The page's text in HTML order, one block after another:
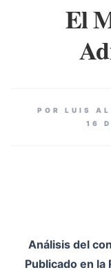
El
POR LUIS
16
Análisis del
Publicado en la